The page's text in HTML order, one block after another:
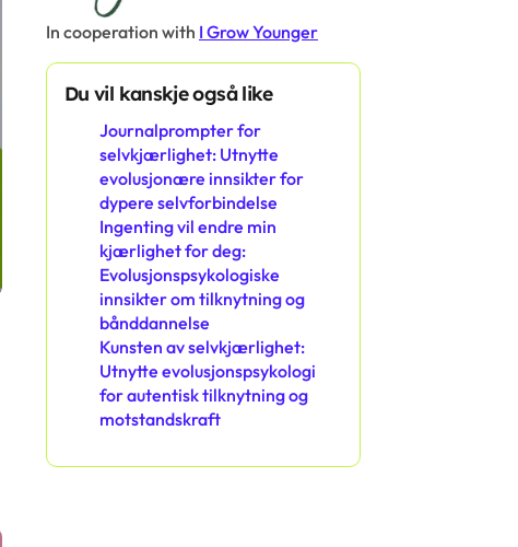
In cooperation with I Grow Younger
Du vil kanskje også like
Journalprompter for
selvkjærlighet: Utnytte
evolusjonære innsikter for
dypere selvforbindelse
Ingenting vil endre min
kjærlighet for deg:
Evolusjonspsykologiske
innsikter om tilknytning og
bånddannelse
Kunsten av selvkjærlighet:
Utnytte evolusjonspsykologi
for autentisk tilknytning og
motstandskraft